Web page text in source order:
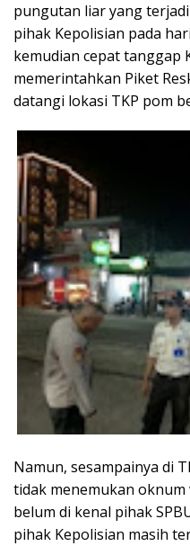
pungutan liar yang
pihak Kepolisian pada
kemudian cepat tanggap
memerintahkan Piket
datangi lokasi TKP pom
Namun, sesampainya di
tidak menemukan
belum di kenal pihak
pihak Kepolisian masih